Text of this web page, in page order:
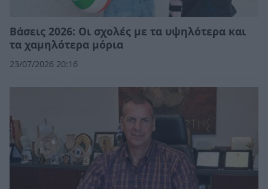
Βάσεις 2026: Οι σχολές με τα υψηλότερα και
τα χαμηλότερα μόρια
23/07/2026 20:16